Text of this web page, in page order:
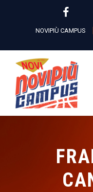
NOVIPIÙ CAMPUS